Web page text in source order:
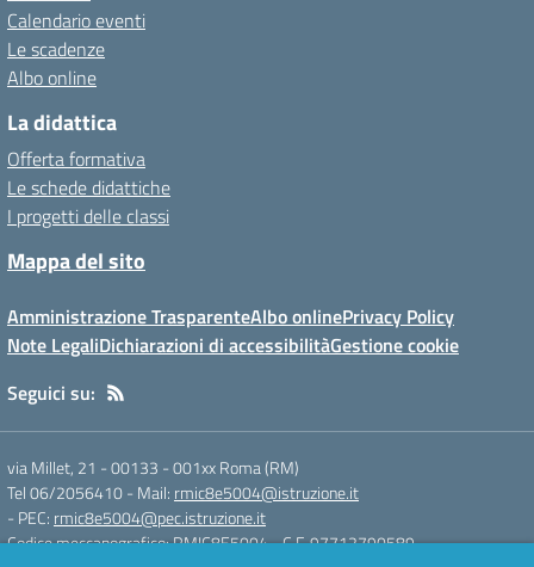
Calendario eventi
Le scadenze
Albo online
La didattica
Offerta formativa
Le schede didattiche
I progetti delle classi
Mappa del sito
Amministrazione TrasparenteAlbo onlinePrivacy Policy
Note LegaliDichiarazioni di accessibilitàGestione cookie
Seguici su:
via Millet, 21 - 00133 -001xx Roma (RM)
Tel 06/2056410- Mail: rmic8e5004@istruzione.it
- PEC: rmic8e5004@pec.istruzione.it
Codice meccanografico: RMIC8E5004- C.F. 97712790589